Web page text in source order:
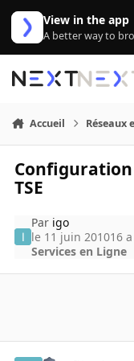
Aller au contenu
View in the app
A better way to
Accueil Réseaux
TSE
Par igo
le 11 juin 201016 a
Services en Ligne